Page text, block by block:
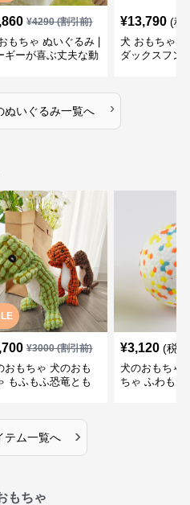
¥4290(割引前)
もちゃ ぬいぐるみ |
ギーが喜ぶ丈夫な動
¥13,790 (税
犬 おもちゃ
ダックスフン
ぬいぐるみ一覧へ ›
¥3000(割引前)
おもちゃ 犬のおも
もふもふ恐竜とも
¥3,120 (税
犬のおもちゃ
ちゃ ふわもこ
テム一覧へ ›
もちゃ